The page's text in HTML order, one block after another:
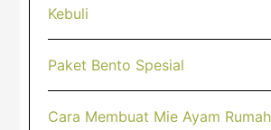
Kebuli
Paket Bento Spesial
Cara Membuat Mie Ayam